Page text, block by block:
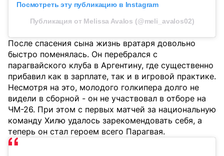
Посмотреть эту публикацию в Instagram
Публикация от Melissa Avalos (@meli_avalos02)
После спасения сына жизнь вратаря довольно
быстро поменялась. Он перебрался с
парагвайского клуба в Аргентину, где существенно
прибавил как в зарплате, так и в игровой практике.
Несмотря на это, молодого голкипера долго не
видели в сборной - он не участвовал в отборе на
ЧМ-26. При этом с первых матчей за национальную
команду Хилю удалось зарекомендовать себя, а
теперь он стал героем всего Парагвая.